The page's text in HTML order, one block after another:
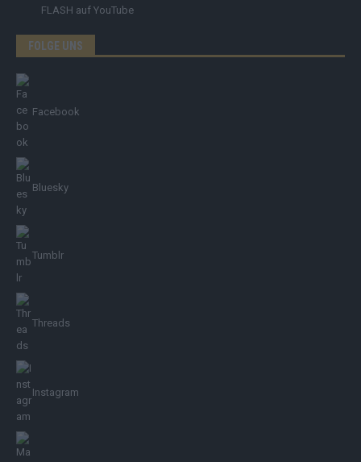
FLASH auf YouTube
FOLGE UNS
Facebook
Bluesky
Tumblr
Threads
Instagram